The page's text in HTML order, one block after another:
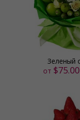
Зеленый
от